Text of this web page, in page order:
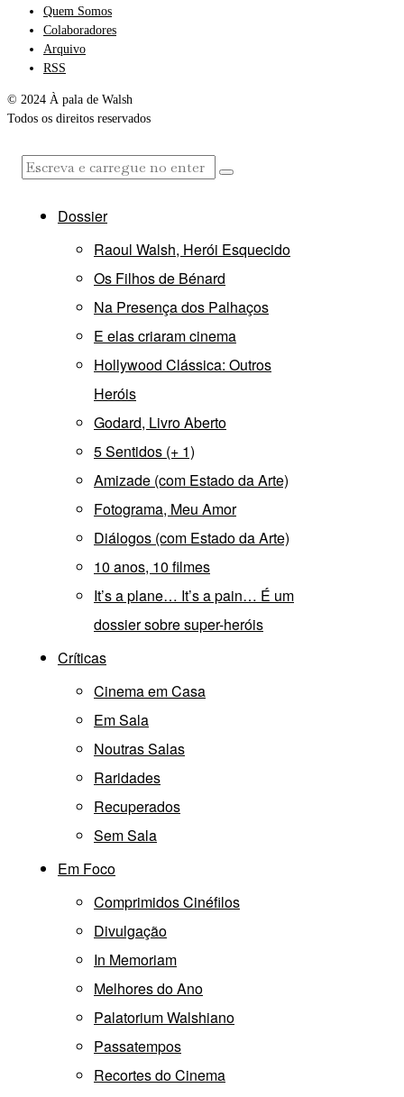
Quem Somos
Colaboradores
Arquivo
RSS
© 2024 À pala de Walsh
Todos os direitos reservados
Dossier
Raoul Walsh, Herói Esquecido
Os Filhos de Bénard
Na Presença dos Palhaços
E elas criaram cinema
Hollywood Clássica: Outros
Heróis
Godard, Livro Aberto
5 Sentidos (+ 1)
Amizade (com Estado da Arte)
Fotograma, Meu Amor
Diálogos (com Estado da Arte)
10 anos, 10 filmes
It’s a plane… It’s a pain… É um
dossier sobre super-heróis
Críticas
Cinema em Casa
Em Sala
Noutras Salas
Raridades
Recuperados
Sem Sala
Em Foco
Comprimidos Cinéfilos
Divulgação
In Memoriam
Melhores do Ano
Palatorium Walshiano
Passatempos
Recortes do Cinema